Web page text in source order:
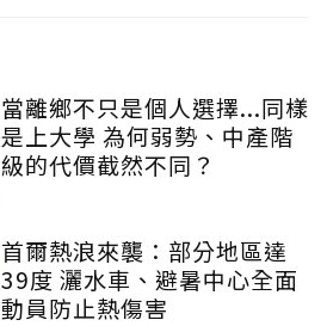
當離鄉不只是個人選擇...同樣
是上大學 為何弱勢、中產階
級的代價截然不同？
首爾熱浪來襲：部分地區達
39度 灑水車、避暑中心全面
動員防止熱傷害